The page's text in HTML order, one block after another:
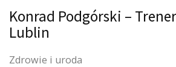
Konrad Podgórski –
Lublin
Zdrowie i uroda